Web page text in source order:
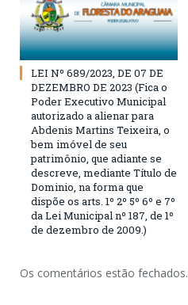
LEI Nº 689/2023, DE 07 DE
DEZEMBRO DE 2023 (Fica o
Poder Executivo Municipal
autorizado a alienar para
Abdenis Martins Teixeira, o
bem imóvel de seu
patrimônio, que adiante se
descreve, mediante Título de
Dominio, na forma que
dispõe os arts. 1º 2º 5º 6º e 7º
da Lei Municipal nº 187, de 1º
de dezembro de 2009.)
Os comentários estão fechados.